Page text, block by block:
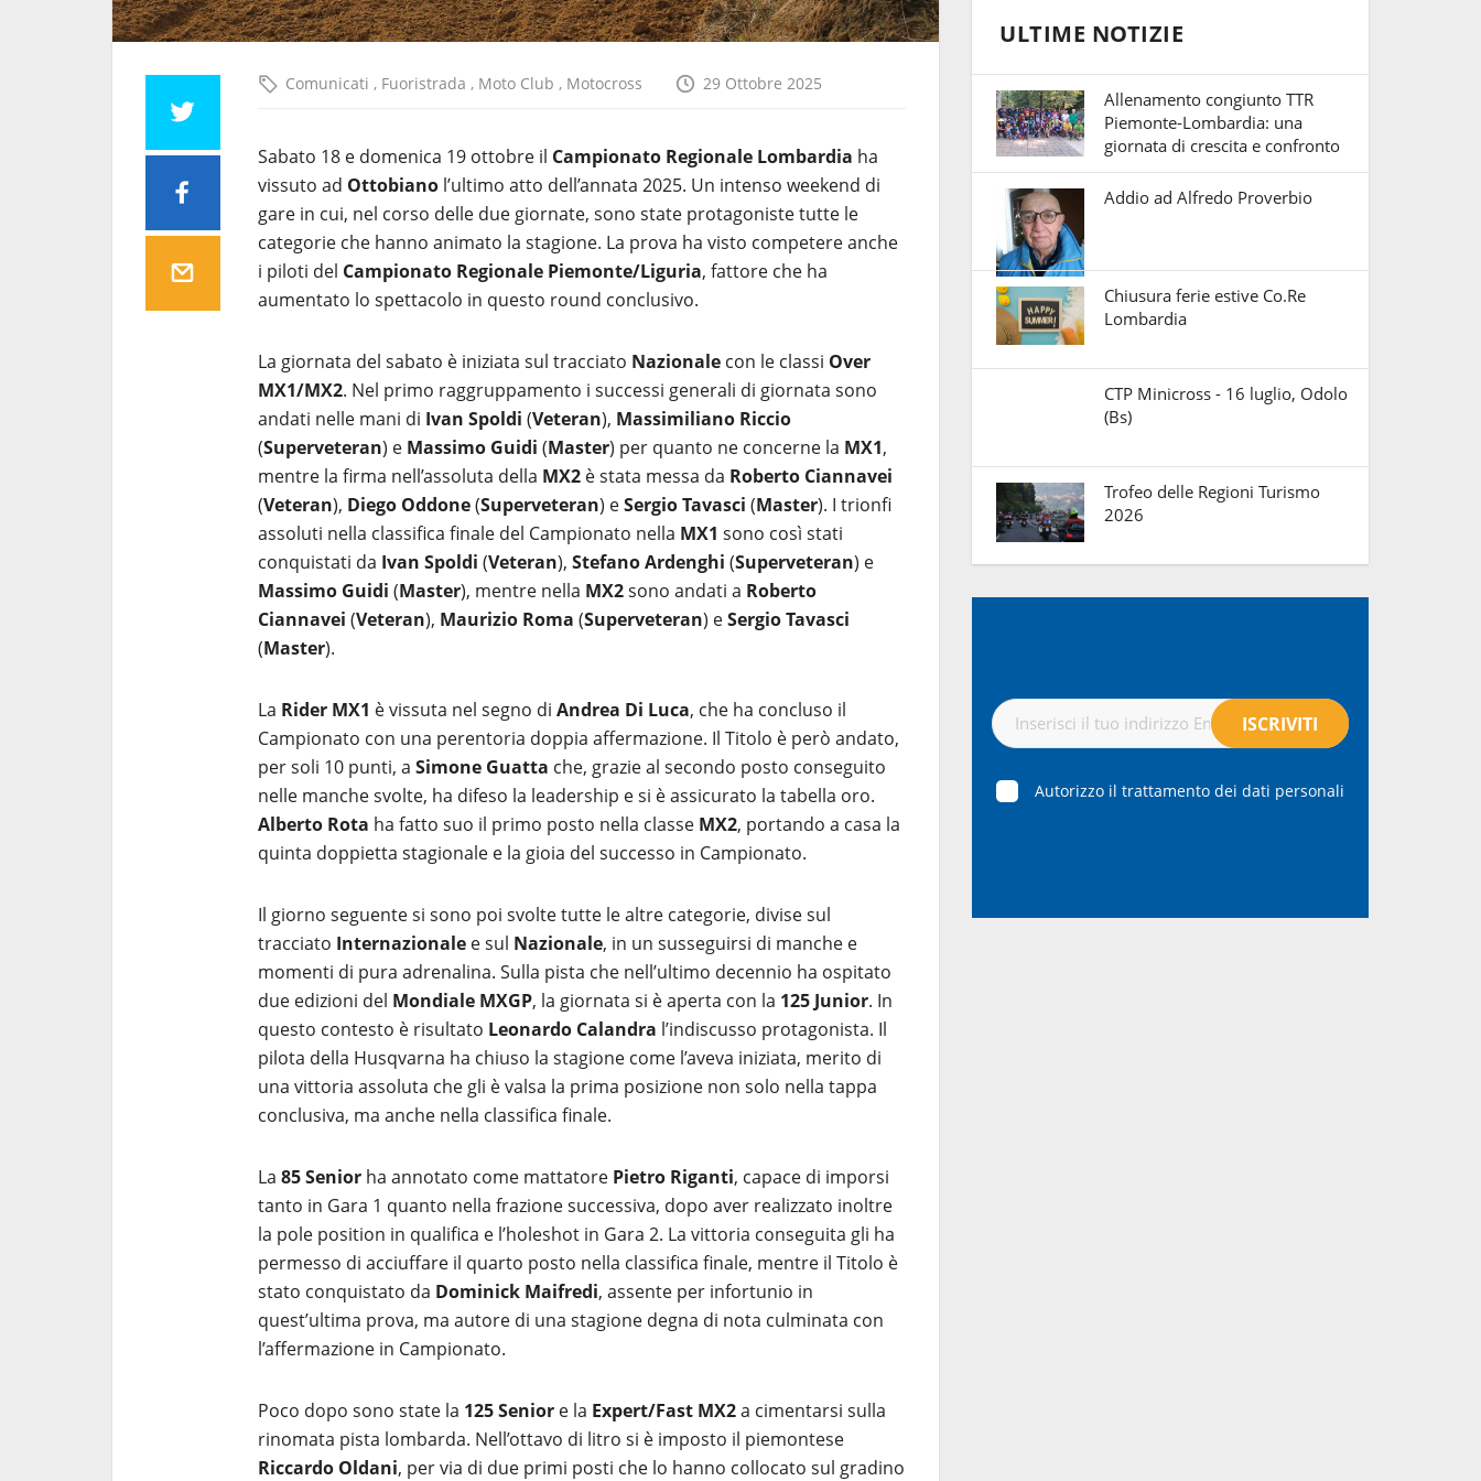
Comunicati , Fuoristrada , Moto Club , Motocross 29 Ottobre 2025
Sabato 18 e domenica 19 ottobre il Campionato Regionale Lombardia ha
vissuto ad Ottobiano l’ultimo atto dell’annata 2025. Un intenso weekend di
gare in cui, nel corso delle due giornate, sono state protagoniste tutte le
categorie che hanno animato la stagione. La prova ha visto competere anche
i piloti del Campionato Regionale Piemonte/Liguria, fattore che ha
aumentato lo spettacolo in questo round conclusivo.
La giornata del sabato è iniziata sul tracciato Nazionale con le classi Over
MX1/MX2. Nel primo raggruppamento i successi generali di giornata sono
andati nelle mani di Ivan Spoldi (Veteran), Massimiliano Riccio
(Superveteran) e Massimo Guidi (Master) per quanto ne concerne la MX1,
mentre la firma nell’assoluta della MX2 è stata messa da Roberto Ciannavei
(Veteran), Diego Oddone(Superveteran) eSergio Tavasci (Master). I trionfi
assoluti nella classifica finale del Campionato nella MX1 sono così stati
conquistati da Ivan Spoldi (Veteran), Stefano Ardenghi (Superveteran) e
Massimo Guidi (Master), mentre nella MX2sono andati a Roberto
Ciannavei (Veteran), Maurizio Roma (Superveteran) eSergio Tavasci
(Master).
La Rider MX1 è vissuta nel segno di Andrea Di Luca, che ha concluso il
Campionato con una perentoria doppia affermazione. Il Titolo è però andato,
per soli 10 punti, a Simone Guatta che, grazie al secondo posto conseguito
nelle manche svolte, ha difeso la leadership e si è assicurato la tabella oro.
Alberto Rota ha fatto suo il primo posto nella classe MX2, portando a casa la
quinta doppietta stagionale e la gioia del successo in Campionato.
Il giorno seguente si sono poi svolte tutte le altre categorie, divise sul
tracciato Internazionale e sul Nazionale, in un susseguirsi di manche e
momenti di pura adrenalina. Sulla pista che nell’ultimo decennio ha ospitato
due edizioni del Mondiale MXGP, la giornata si è aperta con la 125 Junior. In
questo contesto è risultato Leonardo Calandra l’indiscusso protagonista. Il
pilota della Husqvarna ha chiuso la stagione come l’aveva iniziata, merito di
una vittoria assoluta che gli è valsa la prima posizione non solo nella tappa
conclusiva, ma anche nella classifica finale.
La 85 Senior ha annotato come mattatore Pietro Riganti, capace di imporsi
tanto in Gara 1 quanto nella frazione successiva, dopo aver realizzato inoltre
la pole position in qualifica e l’holeshot in Gara 2. La vittoria conseguita gli ha
permesso di acciuffare il quarto posto nella classifica finale, mentre il Titolo è
stato conquistato da Dominick Maifredi, assente per infortunio in
quest’ultima prova, ma autore di una stagione degna di nota culminata con
l’affermazione in Campionato.
Poco dopo sono state la 125 Senior e la Expert/Fast MX2a cimentarsi sulla
rinomata pista lombarda. Nell’ottavo di litro si è imposto il piemontese
Riccardo Oldani, per via di due primi posti che lo hanno collocato sul gradino
ULTIME NOTIZIE
Allenamento congiunto TTR
Piemonte-Lombardia: una
giornata di crescita e confronto
Addio ad Alfredo Proverbio
Chiusura ferie estive Co.Re
Lombardia
CTP Minicross - 16 luglio, Odolo
(Bs)
Trofeo delle Regioni Turismo
2026
Autorizzo il trattamento dei dati personali